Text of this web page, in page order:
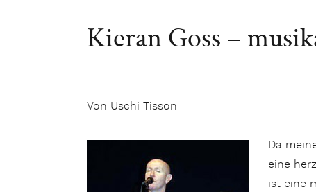
Kieran Goss –
Von Uschi Tisson
Da
eine
ist eine